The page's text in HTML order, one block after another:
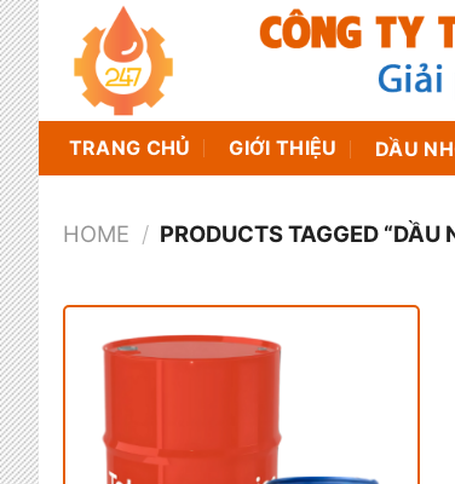
Chuyển
đến
nội
dung
TRANG CHỦ GIỚI THIỆU DẦU
HOME / PRODUCTS TAGGED “DẦU